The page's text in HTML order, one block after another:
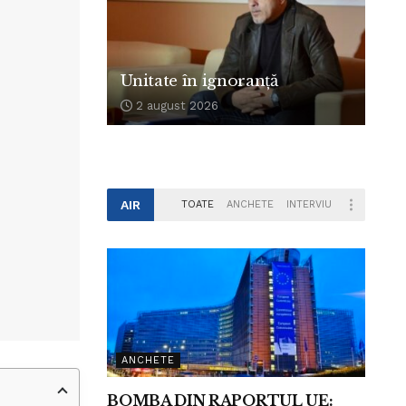
Unitate în ignoranță
2 august 2026
AIR TOATE ANCHETE INTERVIU
ANCHETE
BOMBA DIN RAPORTUL UE: